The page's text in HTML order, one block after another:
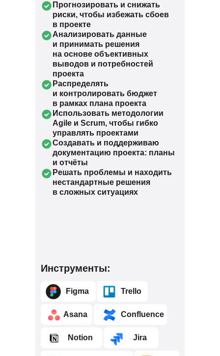
Инструменты:
Прогнозировать и снижать
риски, чтобы избежать сбоев
в проекте
Анализировать данные
и принимать решения
на основе объективных
выводов и потребностей
проекта
Распределять
и контролировать бюджет
в рамках плана проекта
Использовать методологии
Agile и Scrum, чтобы гибко
управлять проектами
Создавать и поддерживаю
документацию проекта: планы
и отчёты
Решать проблемы и находить
нестандартные решения
в сложных ситуациях
⠀⠀⠀⠀Confluence
⠀⠀⠀Jira
⠀⠀⠀Trello
⠀⠀⠀Figma
⠀⠀⠀Asana
⠀⠀⠀Notion